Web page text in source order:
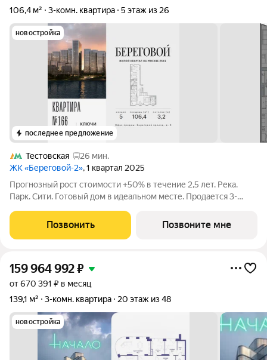
106,4 м²
3-комн. квартира 5 этаж из 26
новостройка
последнее предложение
Тестовская
26 мин.
ЖК «Береговой-2», 1 квартал 2025
Прогнозный рост стоимости +50% в течение 2,5 лет. Река.
Парк. Сити. Готовый дом в идеальном месте. Продается 3-
и видом на Москву-реку. Береговой - квартал-курорт в центре
столицы. Пешеходная
Позвонить Позвоните мне
159 964 992₽
от 670 391 ₽ в месяц
139,1 м²
3-комн. квартира 20 этаж из 48
новостройка